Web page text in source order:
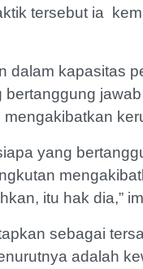
tersebut ia
dalam kapasitas
yang
itu hak dia,”
sebagai
adalah